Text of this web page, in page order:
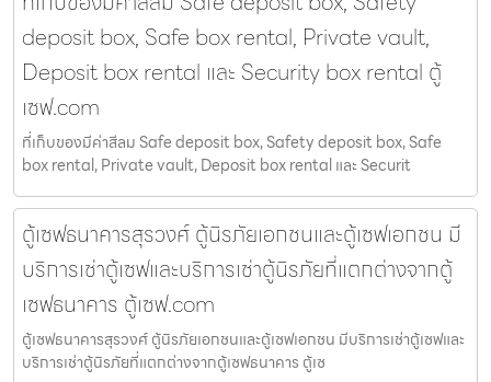
deposit box, Safe box rental, Private vault,
Deposit box rental และ Security box rental ตู้
เซฟ.com
ที่เก็บของมีค่าสีลม Safe deposit box, Safety deposit box, Safe
box rental, Private vault, Deposit box rental และ Securit
ตู้เซฟธนาคารสุรวงศ์ ตู้นิรภัยเอกชนและตู้เซฟเอกชน มี
บริการเช่าตู้เซฟและบริการเช่าตู้นิรภัยที่แตกต่างจากตู้
เซฟธนาคาร ตู้เซฟ.com
ตู้เซฟธนาคารสุรวงศ์ ตู้นิรภัยเอกชนและตู้เซฟเอกชน มีบริการเช่าตู้เซฟและ
บริการเช่าตู้นิรภัยที่แตกต่างจากตู้เซฟธนาคาร ตู้เซ